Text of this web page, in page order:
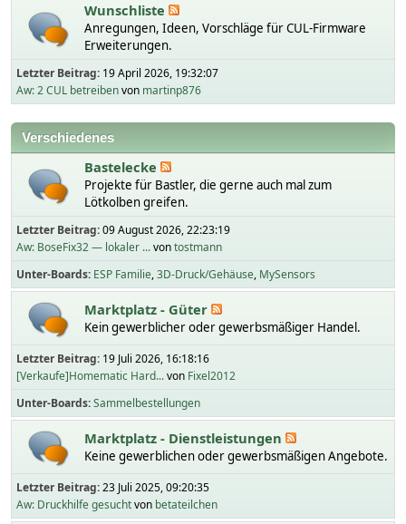
Wunschliste
Anregungen, Ideen, Vorschläge für CUL-Firmware
Erweiterungen.
Letzter Beitrag: 19 April 2026, 19:32:07
Aw: 2 CUL betreibenvon martinp876
Verschiedenes
Bastelecke
Projekte für Bastler, die gerne auch mal zum
Lötkolben greifen.
Letzter Beitrag:09 August 2026, 22:23:19
Aw: BoseFix32 — lokaler ...vontostmann
Unter-Boards ESP Familie 3D-Druck/Gehäuse MySensors
Marktplatz - Güter
Kein gewerblicher oder gewerbsmäßiger Handel.
Letzter Beitrag: 19 Juli 2026, 16:18:16
[Verkaufe]Homematic Hard...von Fixel2012
Unter-Boards Sammelbestellungen
Marktplatz - Dienstleistungen
Keine gewerblichen oder gewerbsmäßigen Angebote.
Letzter Beitrag:23 Juli 2025, 09:20:35
Aw: Druckhilfe gesuchtvon betateilchen